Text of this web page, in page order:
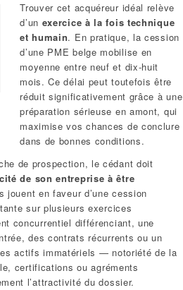
Trouver cet acquéreur idéal relève
d’un exercice à la fois technique
et humain. En pratique, la cession
d’une PME belge mobilise en
moyenne entre neuf et dix-huit
mois. Ce délai peut toutefois être
réduit significativement grâce à une
préparation sérieuse en amont, qui
maximise vos chances de conclure
dans de bonnes conditions.
de prospection, le cédant doit
de son entreprise à être
jouent en faveur d’une cession
sur plusieurs exercices
concurrentiel différenciant, une
des contrats récurrents ou un
actifs immatériels — notoriété de la
certifications ou agréments
l’attractivité du dossier.